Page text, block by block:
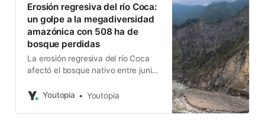
Erosión regresiva del río Coca:
un golpe a la megadiversidad
amazónica con 508 ha de
bosque perdidas
La erosión regresiva del río Coca
afectó el bosque nativo entre junio
riesgos en la zona de influencia del
Youtopia Youtopia